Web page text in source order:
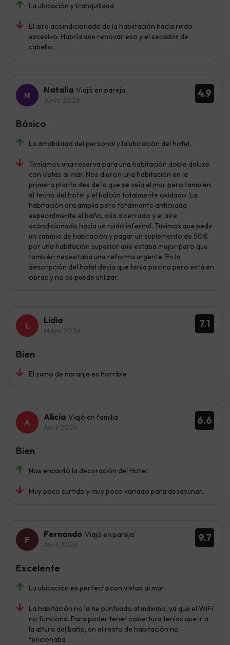
La ubicación y tranquilidad
El aire acoindicionado de la habiitación hacía ruido
excesivo. Habría que renovar eso y el secador de
cabello.
4.9
Natalia Viajó en pareja
Junio 2026
La amabilidad del personal y la ubicación del hotel.
Teníamos una reserva para una habitación doble deluxe
con vistas al mar. Nos dieron una habitación en la
primera planta des de la que se veía el mar pero también
el techo del hotel y el balcón totalmente oxidado. La
habitación era amplia pero totalmente anticuada
especialmente el baño, olía a cerrado y el aire
acondicionado hacía un ruido infernal. Tuvimos que pedir
un cambio de habitación y pagar un suplemento de 50€
por una habitación superior que estaba mejor pero que
también necesitaba una reforma urgente. En la
descripción del hotel decía que tenía piscina pero está en
obras y no se puede utilizar.
Básico
7.1
Lidia
Mayo 2026
El zumo de naranja es horrible
Bien
6.6
Alicia Viajó en familia
Abril 2026
Nos encantó la decoración del Hotel.
Muy poco surtido y muy poco variado para desayunar.
Bien
9.7
Fernando Viajó en pareja
Abril 2026
La ubicación es perfecta con vistas al mar
La habitación no la he puntuado al máximo, ya que el WiFi
no funciona. Para poder tener cobertura tenías que ir a
la altura del baño, en el resto de habitación no
funcionaba
Excelente